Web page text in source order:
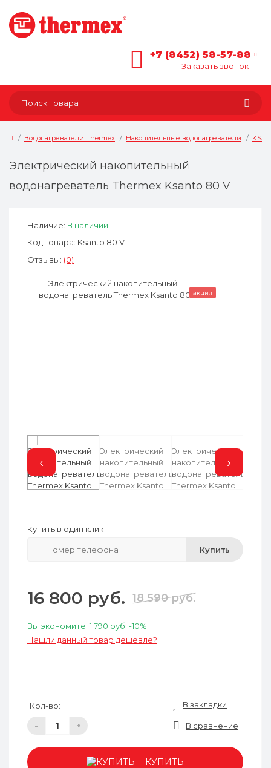
+7 (8452) 58-57-88
Заказать звонок
Водонагреватели Thermex Накопительные водонагреватели
Электрический накопительный
водонагреватель Thermex Ksanto 80 V
Наличие: В наличии
Код Товара: Ksanto 80 V
Отзывы: (0)
акция
‹ ›
Купить в один клик
Купить
16 800 руб. 18 590 руб.
Вы экономите: 1 790 руб. -10%
Нашли данный товар дешевле?
Кол-во:
- +
В закладки
В сравнение
КУПИТЬ